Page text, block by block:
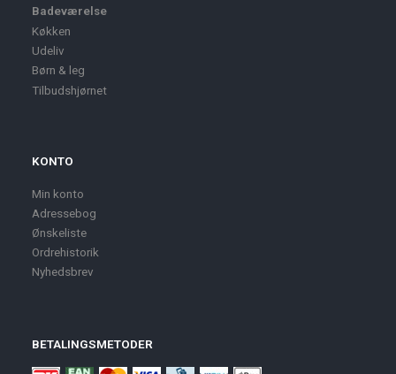
Badeværelse
Køkken
Udeliv
Børn & leg
Tilbudshjørnet
KONTO
Min konto
Adressebog
Ønskeliste
Ordrehistorik
Nyhedsbrev
BETALINGSMETODER